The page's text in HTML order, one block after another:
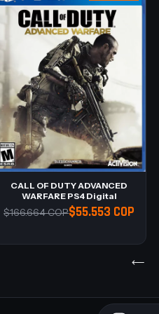
CALL OF DUTY ADVANCED
WARFARE PS4 Digital
$55.553 COP
$166.664 COP